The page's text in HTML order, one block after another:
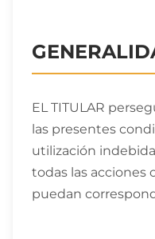
EL TITULAR
las presentes
utilización
todas las acciones
puedan